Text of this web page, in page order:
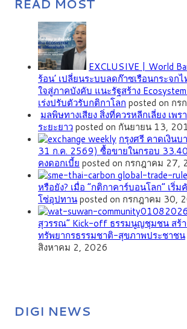
READ MOST
EXCLUSIVE | World
ร้อน’ เปลี่ยนระบบลดก๊าซเรือนกระจก
ใจสู่ภาคบังคับ แนะรัฐสร้าง
เร่งปรับตัวรับกติกาโลก posted on ก
มลพิษทางเสียง สิ่งที่ควรหลีกเลี่ยง เพร
ระยะยาวposted on กันยายน 13,
กรุงศรี คาดเงิน
31 ก.ค. 2569) ซื้อขายในกรอบ
คงดอกเบี้ย posted on กรกฎาคม 27,
หรือยัง? เมื่อ “กติกาคาร์บอนโลก” เริ่
โซ่อุปทานposted on กรกฎาคม 30,
สุวรรณ” Kick-off ธรรมนูญชุมชน สร้
ทรัพยากรธรรมชาติ-สุขภาพประชาชน
สิงหาคม 2, 2026
DIGI NEWS